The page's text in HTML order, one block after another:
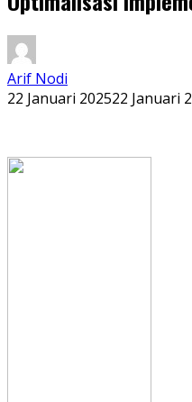
Arif Nodi
22 Januari 202522 Januari